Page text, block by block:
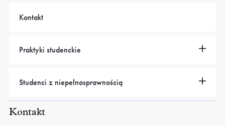
Kontakt
Praktyki studenckie
Studenci z niepełnosprawnością
Kontakt